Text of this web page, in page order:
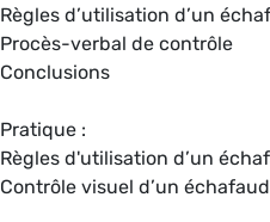
Règles d’utilisation d’un
Procès-verbal de contrôle
Conclusions
Pratique :
Règles d'utilisation d’un
Contrôle visuel d’un